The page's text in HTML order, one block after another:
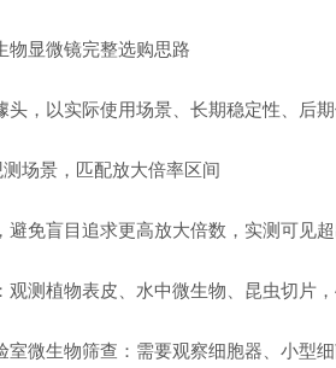
显微镜完整选购思路
以实际使用场景、长期稳定性、后期
场景，匹配放大倍率区间
盲目追求更高放大倍数，实测可见超
植物表皮、水中微生物、昆虫切片，
生物筛查：需要观察细胞器、小型细